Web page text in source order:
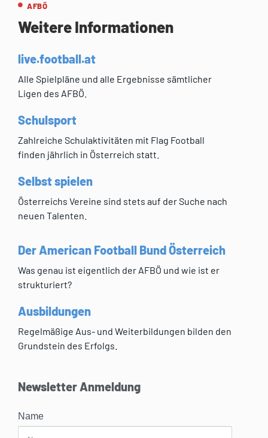
AFBÖ
Weitere Informationen
live.football.at
Alle Spielpläne und alle Ergebnisse sämtlicher
Ligen des AFBÖ.
Schulsport
Zahlreiche Schulaktivitäten mit Flag Football
finden jährlich in Österreich statt.
Selbst spielen
Österreichs Vereine sind stets auf der Suche nach
neuen Talenten.
Der American Football Bund Österreich
Was genau ist eigentlich der AFBÖ und wie ist er
strukturiert?
Ausbildungen
Regelmäßige Aus- und Weiterbildungen bilden den
Grundstein des Erfolgs.
Newsletter Anmeldung
Name